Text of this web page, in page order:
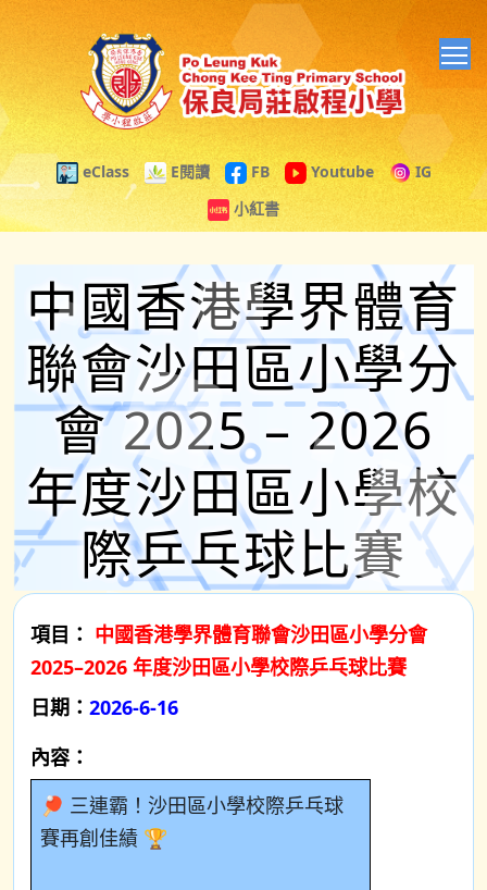
eClass E閱讀 FB Youtube
IG
小紅書
中國香港學界體育
聯會沙田區小學分
會 2025 – 2026
年度沙田區小學校
際乒乓球比賽
項目： 中國香港學界體育聯會沙田區小學分會
2025–2026 年度沙田區小學校際乒乓球比賽
日期： 2026-6-16
內容：
🏓 三連霸！沙田區小學校際乒乓球
賽再創佳績 🏆